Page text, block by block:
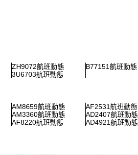
ZH9072航班動態 B77151航班動態
3U6703航班動態
AM8659航班動態 AF2531航班動態
AM3360航班動態 AD2407航班動態
AF8220航班動態 AD4921航班動態